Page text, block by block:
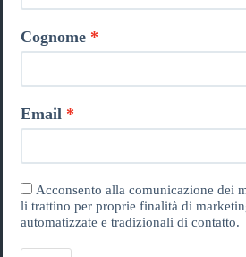
Cognome
Email
Acconsento alla comunicazione dei
li trattino per proprie finalità di
automatizzate e tradizionali di contatto.